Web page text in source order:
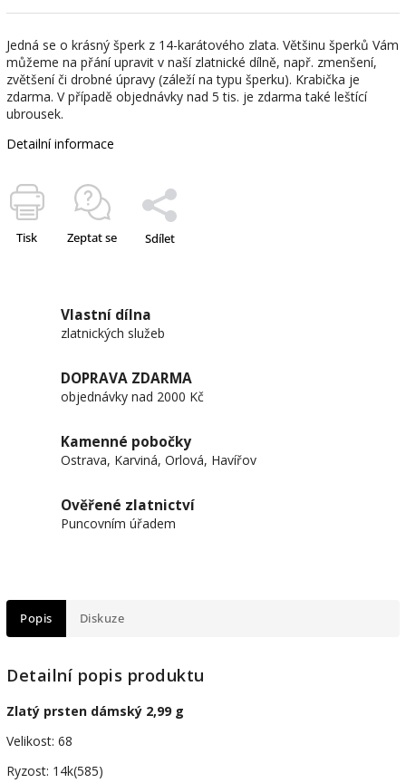
Jedná se o krásný šperk z 14-karátového zlata. Většinu šperků Vám
můžeme na přání upravit v naší zlatnické dílně, např. zmenšení,
zvětšení či drobné úpravy (záleží na typu šperku). Krabička je
zdarma. V případě objednávky nad 5 tis. je zdarma také leštící
ubrousek.
Detailní informace
Tisk Zeptat se Sdílet
Vlastní dílna
zlatnických služeb
DOPRAVA ZDARMA
objednávky nad 2000 Kč
Kamenné pobočky
Ostrava, Karviná, Orlová, Havířov
Ověřené zlatnictví
Puncovním úřadem
Popis Diskuze
Detailní popis produktu
Zlatý prsten dámský 2,99 g
Velikost: 68
Ryzost: 14k(585)